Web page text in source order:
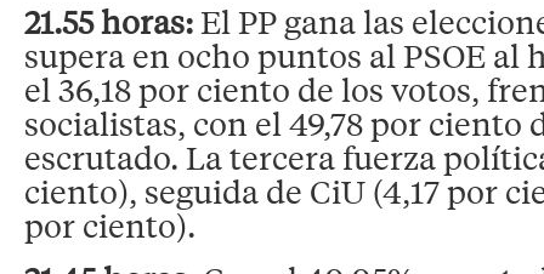
21.55 horas: El PP gana las
supera en ocho puntos al PSOE al
el 36,18 por ciento de los votos,
socialistas, con el 49,78 por ciento
escrutado. La tercera fuerza
ciento), seguida de CiU (4,17 por
por ciento).